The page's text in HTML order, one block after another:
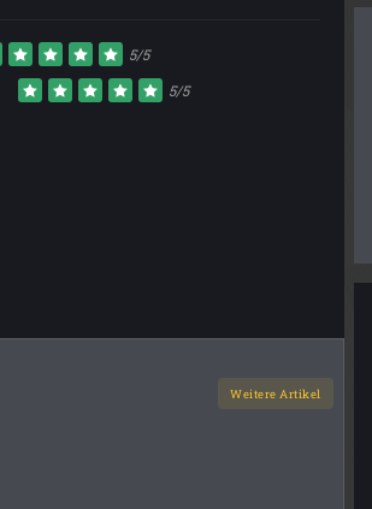
5/5
5/5
Weitere Artikel